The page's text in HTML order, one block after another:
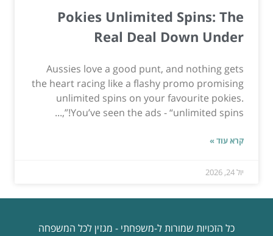
Pokies Unlimited Spins: The
Real Deal Down Under
Aussies love a good punt, and nothing gets
the heart racing like a flashy promo promising
unlimited spins on your favourite pokies.
You’ve seen the ads - “unlimited spins!”,...
קרא עוד »
יול 24, 2026
כל הזכויות שמורות ל-משפחתי - מגזין לכל המשפחה